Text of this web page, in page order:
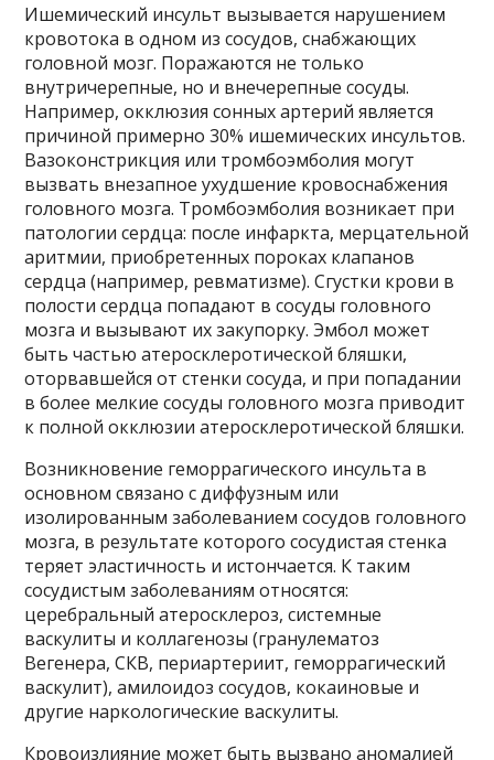
Ишемический инсульт вызывается нарушением
кровотока в одном из сосудов, снабжающих
головной мозг. Поражаются не только
внутричерепные, но и внечерепные сосуды.
Например, окклюзия сонных артерий является
причиной примерно 30% ишемических инсультов.
Вазоконстрикция или тромбоэмболия могут
вызвать внезапное ухудшение кровоснабжения
головного мозга. Тромбоэмболия возникает при
патологии сердца: после инфаркта, мерцательной
аритмии, приобретенных пороках клапанов
сердца (например, ревматизме). Сгустки крови в
полости сердца попадают в сосуды головного
мозга и вызывают их закупорку. Эмбол может
быть частью атеросклеротической бляшки,
оторвавшейся от стенки сосуда, и при попадании
в более мелкие сосуды головного мозга приводит
к полной окклюзии атеросклеротической бляшки.
Возникновение геморрагического инсульта в
основном связано с диффузным или
изолированным заболеванием сосудов головного
мозга, в результате которого сосудистая стенка
теряет эластичность и истончается. К таким
сосудистым заболеваниям относятся:
церебральный атеросклероз, системные
васкулиты и коллагенозы (гранулематоз
Вегенера, СКВ, периартериит, геморрагический
васкулит), амилоидоз сосудов, кокаиновые и
другие наркологические васкулиты.
Кровоизлияние может быть вызвано аномалией